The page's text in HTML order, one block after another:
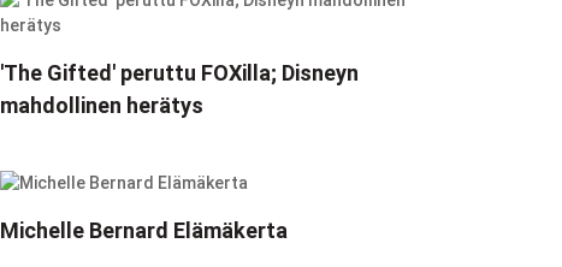
'The Gifted' peruttu FOXilla; Disneyn
mahdollinen herätys
Michelle Bernard Elämäkerta